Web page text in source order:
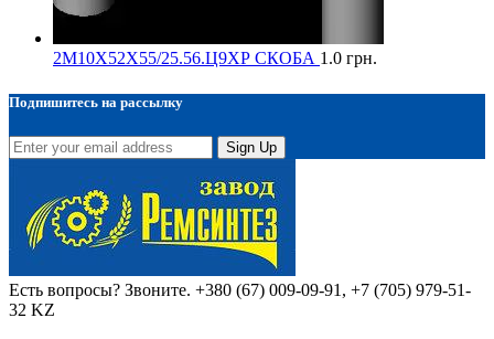
2М10Х52Х55/25.56.Ц9ХР СКОБА 1.0 грн.
Подпишитесь на рассылку
Sign Up
Есть вопросы? Звоните. +380 (67) 009-09-91, +7 (705) 979-51-
32 KZ